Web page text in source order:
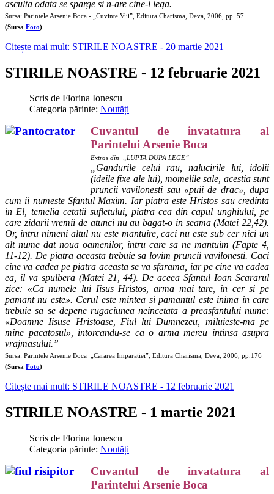
asculta odata se sparge si n-are cine-l lega.
Sursa: Parintele Arsenie Boca - „Cuvinte Viii”, Editura Charisma, Deva, 2006, pp. 57
(Sursa Foto)
Citește mai mult: STIRILE NOASTRE - 20 martie 2021
STIRILE NOASTRE - 12 februarie 2021
Scris de Florina Ionescu
Categoria părinte: Noutăți
Cuvantul de invatatura al
Parintelui Arsenie Boca
Extras din „LUPTA DUPA LEGE”
„Gandurile celui rau, nalucirile lui, idolii
(ideile fixe ale lui), momelile sale, acestia sunt
pruncii vavilonesti sau «puii de drac», dupa
cum ii numeste Sfantul Maxim. Iar piatra este Hristos sau credinta
in El, temelia cetatii sufletului, piatra cea din capul unghiului, pe
care zidarii vremii de atunci nu au bagat-o in seama (Matei 22,42).
Or, intru nimeni altul nu este mantuire, caci nu este sub cer nici un
alt nume dat noua oamenilor, intru care sa ne mantuim (Fapte 4,
11-12). De piatra aceasta trebuie sa lovim pruncii vavilonesti. Caci
cine va cadea pe piatra aceasta se va sfarama, iar pe cine va cadea
ea, il va spulbera (Matei 21, 44). De aceea Sfantul Ioan Scararul
zice: «Ca numele lui Iisus Hristos, arma mai tare, in cer si pe
pamant nu este». Cerul este mintea si pamantul este inima in care
trebuie sa se depene rugaciunea neincetata a preasfantului nume:
«Doamne Iisuse Hristoase, Fiul lui Dumnezeu, miluieste-ma pe
mine pacatosul», intorcandu-se ca o arma mereu intinsa asupra
vrajmasului.”
Sursa: Parintele Arsenie Boca „Cararea Imparatiei”, Editura Charisma, Deva, 2006, pp.176
(Sursa Foto)
Citește mai mult: STIRILE NOASTRE - 12 februarie 2021
STIRILE NOASTRE - 1 martie 2021
Scris de Florina Ionescu
Categoria părinte: Noutăți
Cuvantul de invatatura al
Parintelui Arsenie Boca